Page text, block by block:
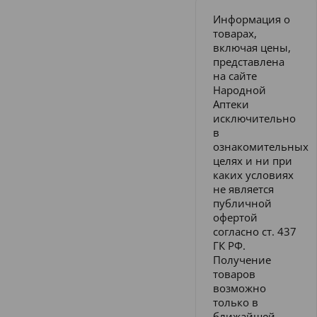
Информация о
товарах,
включая цены,
представлена
на сайте
Народной
Аптеки
исключительно
в
ознакомительных
целях и ни при
каких условиях
не является
публичной
офертой
согласно ст. 437
ГК РФ.
Получение
товаров
возможно
только в